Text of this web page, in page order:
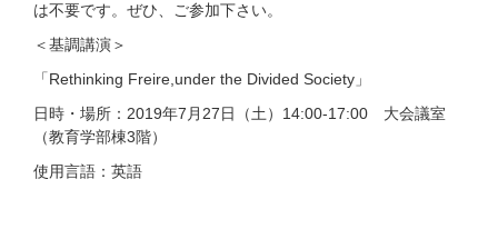
は不要です。ぜひ、ご参加下さい。
＜基調講演＞
「Rethinking Freire,under the Divided Society」
日時・場所：2019年7月27日（土）14:00-17:00 大会議室
（教育学部棟3階）
使用言語：英語